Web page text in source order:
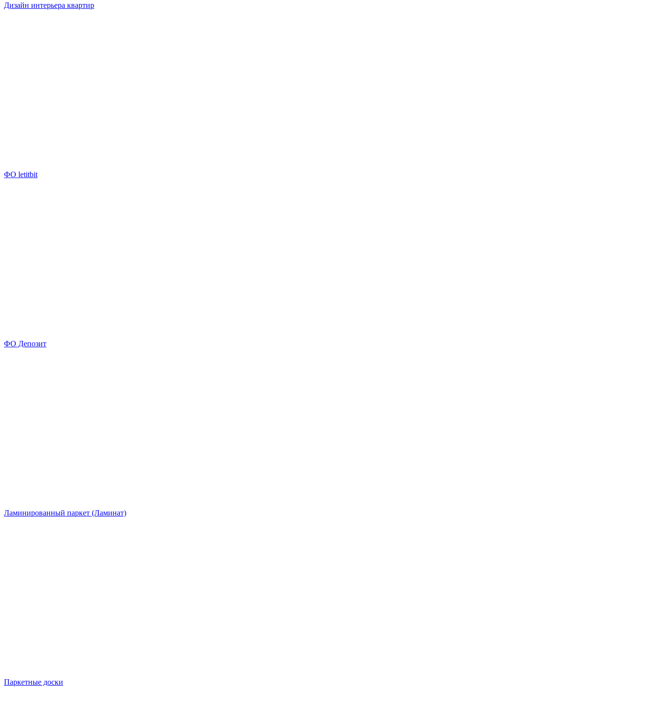
Дизайн интерьера квартир
ФО letitbit
ФО Депозит
Ламинированный паркет (Ламинат)
Паркетные доски